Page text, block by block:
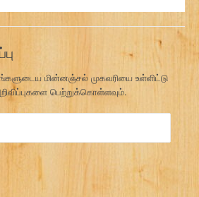
மின்னஞ்சல் முகவரியை உள்ளிட்டு
பெற்றுக்கொள்ளவும்.